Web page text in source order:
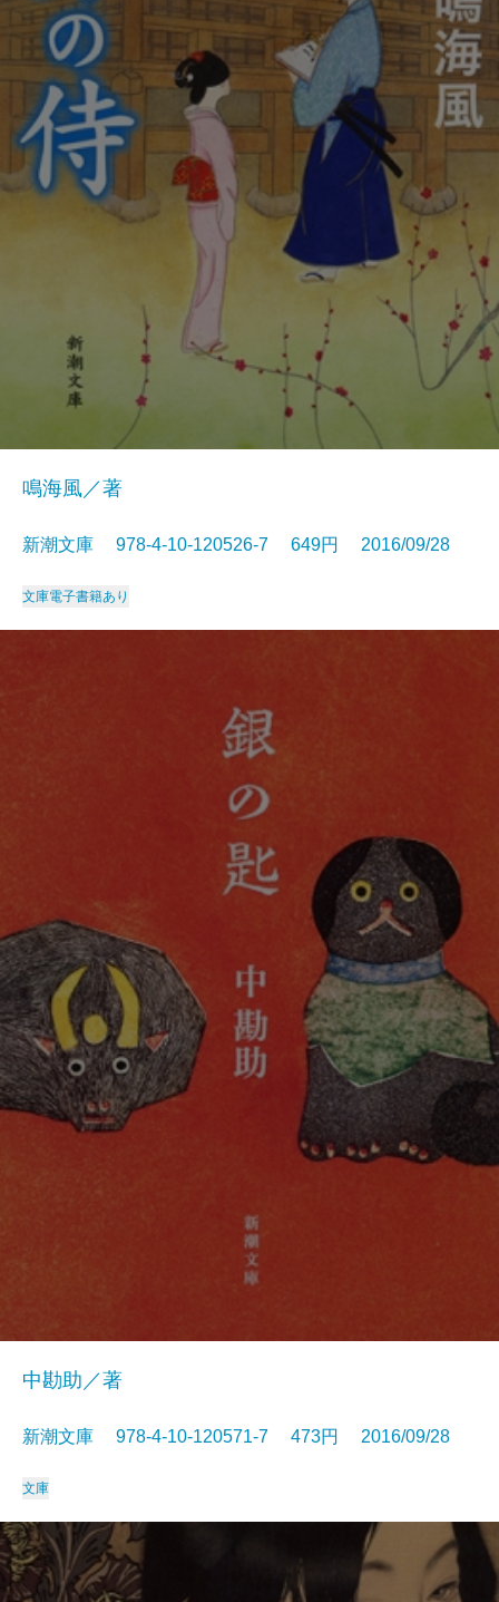
鳴海風／著
新潮文庫 978-4-10-120526-7 649円 2016/09/28
文庫電子書籍あり
中勘助／著
新潮文庫 978-4-10-120571-7 473円 2016/09/28
文庫